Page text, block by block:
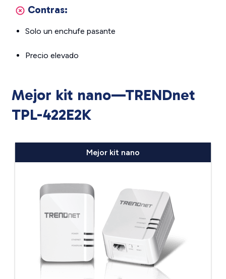
Contras:
Solo un enchufe pasante
Precio elevado
Mejor kit nano—TRENDnet
TPL-422E2K
Mejor kit nano